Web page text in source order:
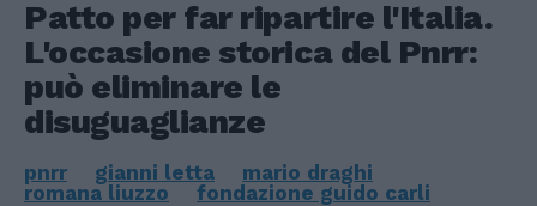
Patto per far ripartire l'Italia.
L'occasione storica del Pnrr:
può eliminare le
disuguaglianze
pnrr gianni letta
mario draghi
romana liuzzo
fondazione guido carli